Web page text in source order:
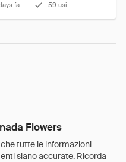
fa
59 usi
Flowers
tutte le informazioni
siano accurate. Ricorda